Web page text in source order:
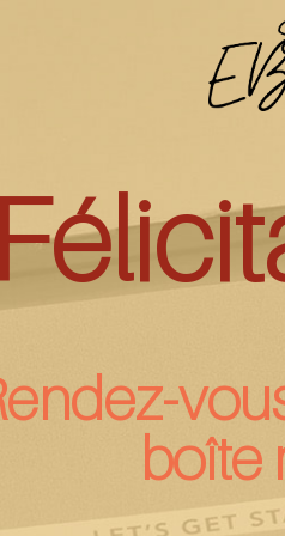
boîte